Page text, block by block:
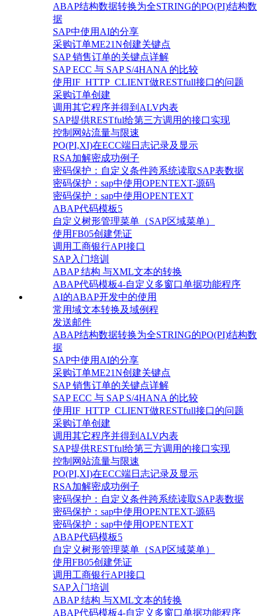
ABAP结构数据转换为全STRING的PO(PI)结构数
据
SAP中使用AI的分享
采购订单ME21N创建关键点
SAP 销售订单的关键点详解
SAP ECC 与 SAP S/4HANA 的比较
使用IF_HTTP_CLIENT做RESTfull接口的问题
采购订单创建
调用其它程序并得到ALV内表
SAP提供RESTful给第三方调用的接口实现
控制网站流量与限速
PO(PI,XI)在ECC端日志记录及显示
RSA加解密成功例子
密码保护：自定义条件跨系统读取SAP表数据
密码保护：sap中使用OPENTEXT-源码
密码保护：sap中使用OPENTEXT
ABAP代码模板5
自定义树形管理菜单（SAP区域菜单）
使用FB05创建凭证
调用工商银行API接口
SAP入门培训
ABAP 结构 与XML文本的转换
ABAP代码模板4-自定义多窗口单据功能程序
AI的ABAP开发中的使用
常用域文本转换及域例程
发送邮件
ABAP结构数据转换为全STRING的PO(PI)结构数
据
SAP中使用AI的分享
采购订单ME21N创建关键点
SAP 销售订单的关键点详解
SAP ECC 与 SAP S/4HANA 的比较
使用IF_HTTP_CLIENT做RESTfull接口的问题
采购订单创建
调用其它程序并得到ALV内表
SAP提供RESTful给第三方调用的接口实现
控制网站流量与限速
PO(PI,XI)在ECC端日志记录及显示
RSA加解密成功例子
密码保护：自定义条件跨系统读取SAP表数据
密码保护：sap中使用OPENTEXT-源码
密码保护：sap中使用OPENTEXT
ABAP代码模板5
自定义树形管理菜单（SAP区域菜单）
使用FB05创建凭证
调用工商银行API接口
SAP入门培训
ABAP 结构 与XML文本的转换
ABAP代码模板4-自定义多窗口单据功能程序